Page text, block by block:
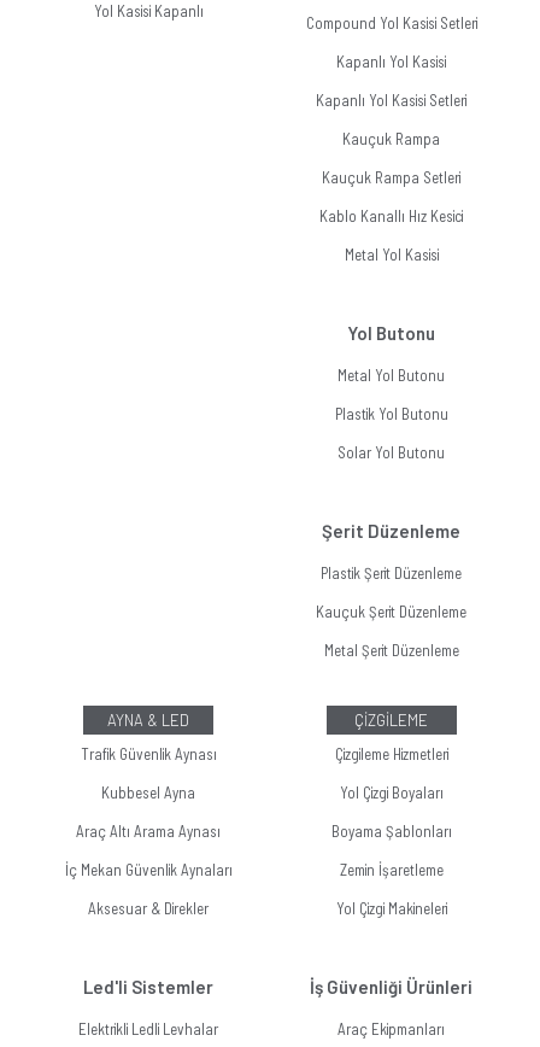
Yol Kasisi Kapanlı
Compound Yol Kasisi Setleri
Kapanlı Yol Kasisi
Kapanlı Yol Kasisi Setleri
Kauçuk Rampa
Kauçuk Rampa Setleri
Kablo Kanallı Hız Kesici
Metal Yol Kasisi
Yol Butonu
Metal Yol Butonu
Plastik Yol Butonu
Solar Yol Butonu
Şerit Düzenleme
Plastik Şerit Düzenleme
Kauçuk Şerit Düzenleme
Metal Şerit Düzenleme
AYNA & LED
Trafik Güvenlik Aynası
Kubbesel Ayna
Araç Altı Arama Aynası
İç Mekan Güvenlik Aynaları
Aksesuar & Direkler
Led'li Sistemler
Elektrikli Ledli Levhalar
ÇİZGİLEME
Çizgileme Hizmetleri
Yol Çizgi Boyaları
Boyama Şablonları
Zemin İşaretleme
Yol Çizgi Makineleri
İş Güvenliği Ürünleri
Araç Ekipmanları